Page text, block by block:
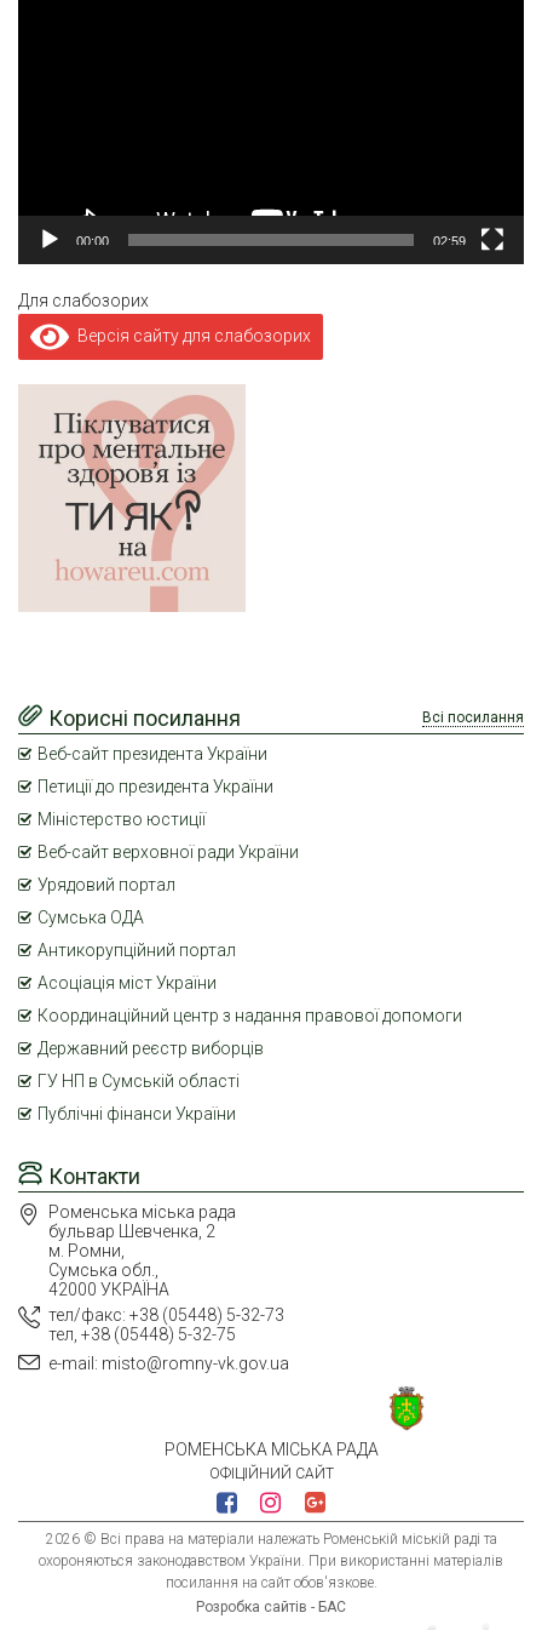
00:00 02:59
Для слабозорих
Версія сайту для слабозорих
РОМЕНСЬКА МІСЬКА РАДА
ОФІЦІЙНИЙ САЙТ
2026 © Всі права на матеріали належать Роменській міській раді та
охороняються законодавством України. При використанні матеріалів
посилання на сайт обов'язкове.
Розробка сайтів - БАС
Контакти
Роменська міська рада
бульвар Шевченка, 2
м. Ромни,
Сумська обл.,
42000 УКРАЇНА
тел/факс: +38 (05448) 5-32-73
тел, +38 (05448) 5-32-75
e-mail: misto@romny-vk.gov.ua
Корисні посилання Всі посилання
Веб-сайт президента України
Петиції до президента України
Міністерство юстиції
Веб-сайт верховної ради України
Урядовий портал
Сумська ОДА
Антикорупційний портал
Асоціація міст України
Координаційний центр з надання правової допомоги
Державний реєстр виборців
ГУ НП в Сумській області
Публічні фінанси України